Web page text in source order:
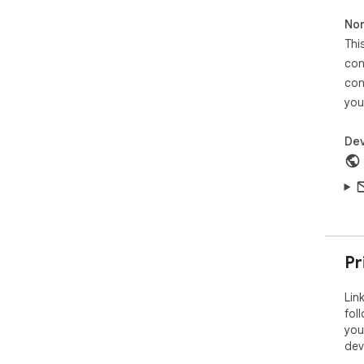
-